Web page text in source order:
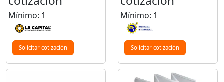
Mínimo: 1
Solicitar cotización
Mínimo: 1
Solicitar cotización